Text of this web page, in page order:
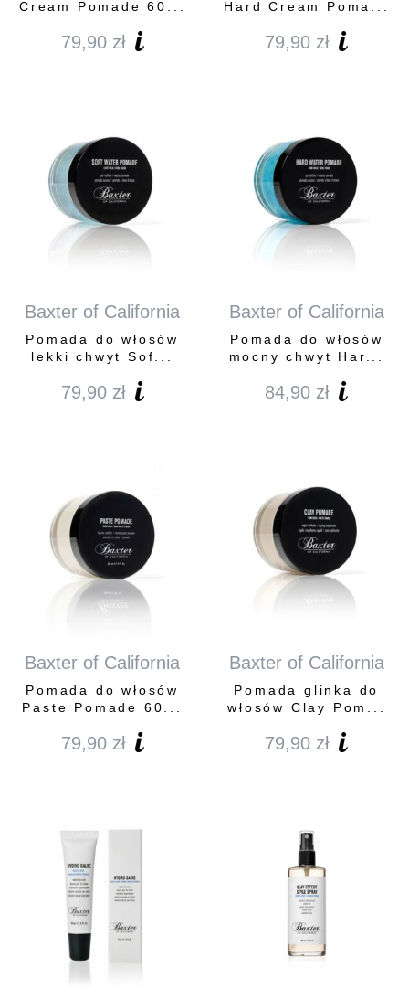
Cream Pomade 60...
79,90 zł
Hard Cream Poma...
79,90 zł
Baxter of California
Pomada do włosów
lekki chwyt Sof...
79,90 zł
Baxter of California
Pomada do włosów
mocny chwyt Har...
84,90 zł
Baxter of California
Pomada do włosów
Paste Pomade 60...
79,90 zł
Baxter of California
Pomada glinka do
włosów Clay Pom...
79,90 zł